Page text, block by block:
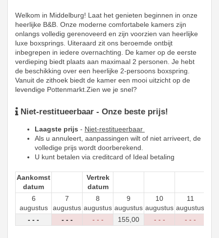
Welkom in Middelburg! Laat het genieten beginnen in onze
heerlijke B&B. Onze moderne comfortabele kamers zijn
onlangs volledig gerenoveerd en zijn voorzien van heerlijke
luxe boxsprings. Uiteraard zit ons beroemde ontbijt
inbegrepen in iedere overnachting. De kamer op de eerste
verdieping biedt plaats aan maximaal 2 personen. Je hebt
de beschikking over een heerlijke 2-persoons boxspring.
Vanuit de zithoek biedt de kamer een mooi uitzicht op de
levendige Pottenmarkt.Zien we je snel?
Niet-restitueerbaar - Onze beste prijs!
Laagste prijs - Niet-restitueerbaar
Als u annuleert, aanpassingen wilt of niet arriveert, de
volledige prijs wordt doorberekend.
U kunt betalen via creditcard of Ideal betaling
Aankomst
datum
Vertrek
datum
6
augustus
7
augustus
8
augustus
9
augustus
10
augustus
11
augustus
- - -
- - - - - - 155 ,00 - - - - - -